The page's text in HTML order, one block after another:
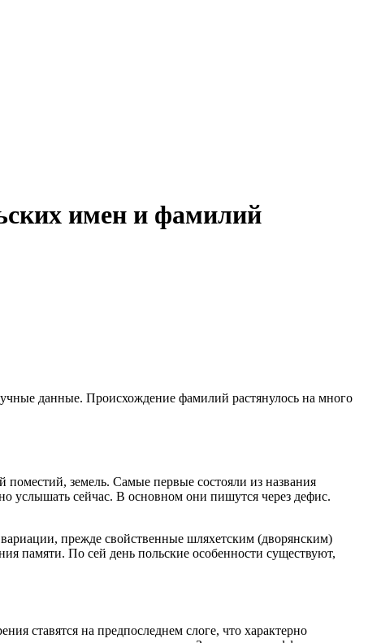
имен и фамилий
данные. Происхождение фамилий растянулось на много
земель. Самые первые состояли из названия
услышать сейчас. В основном они пишутся через дефис.
прежде свойственные шляхетским (дворянским)
памяти. По сей день польские особенности существуют,
ставятся на предпоследнем слоге, что характерно